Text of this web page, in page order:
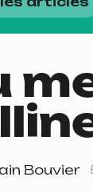
Bouvier